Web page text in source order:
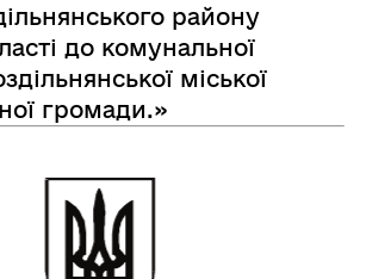
району
до комунальної
міської
громади.»